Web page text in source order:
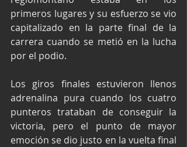
primeros lugares y su esfuerzo se vio
capitalizado en la parte final de la
carrera cuando se metió en la lucha
por el podio.
Los giros finales estuvieron llenos
adrenalina pura cuando los cuatro
punteros trataban de conseguir la
victoria, pero el punto de mayor
emoción se dio justo en la vuelta final